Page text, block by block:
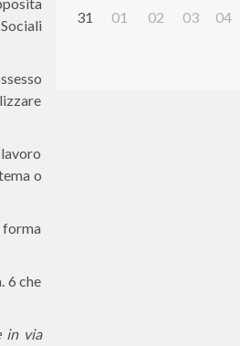
o
6 che
in via
31 01 02 03 04